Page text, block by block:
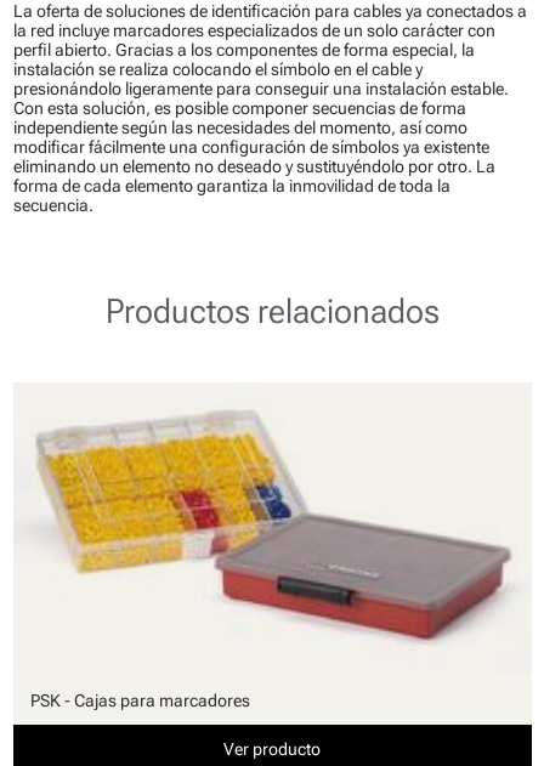
La oferta de soluciones de identificación para cables ya conectados a
la red incluye marcadores especializados de un solo carácter con
perfil abierto. Gracias a los componentes de forma especial, la
instalación se realiza colocando el símbolo en el cable y
presionándolo ligeramente para conseguir una instalación estable.
Con esta solución, es posible componer secuencias de forma
independiente según las necesidades del momento, así como
modificar fácilmente una configuración de símbolos ya existente
eliminando un elemento no deseado y sustituyéndolo por otro. La
forma de cada elemento garantiza la inmovilidad de toda la
secuencia.
Productos relacionados
PSK - Cajas para marcadores
Ver producto